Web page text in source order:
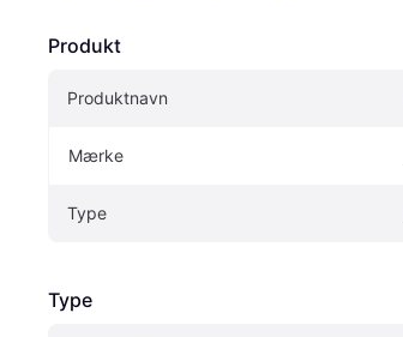
Produkt
Produktnavn
Mærke
Type
Type